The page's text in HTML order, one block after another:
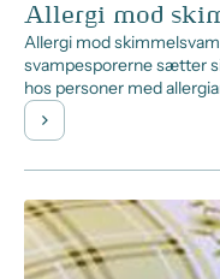
Allergi mod
Allergi mod
svampesporerne sætter
hos personer med